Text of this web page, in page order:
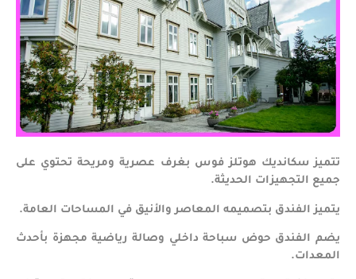
تتميز سكانديك هوتلز فوس بغرف عصرية ومريحة تحتوي على
جميع التجهيزات الحديثة.
يتميز الفندق بتصميمه المعاصر والأنيق في المساحات العامة.
يضم الفندق حوض سباحة داخلي وصالة رياضية مجهزة بأحدث
المعدات.